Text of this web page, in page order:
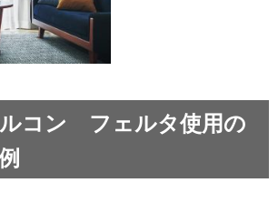
ルコン フェルタ使用の